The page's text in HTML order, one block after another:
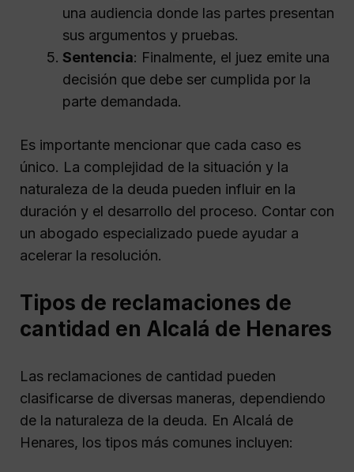
una audiencia donde las partes presentan
sus argumentos y pruebas.
Sentencia: Finalmente, el juez emite una
decisión que debe ser cumplida por la
parte demandada.
Es importante mencionar que cada caso es
único. La complejidad de la situación y la
naturaleza de la deuda pueden influir en la
duración y el desarrollo del proceso. Contar con
un abogado especializado puede ayudar a
acelerar la resolución.
Tipos de reclamaciones de
cantidad en Alcalá de Henares
Las reclamaciones de cantidad pueden
clasificarse de diversas maneras, dependiendo
de la naturaleza de la deuda. En Alcalá de
Henares, los tipos más comunes incluyen: